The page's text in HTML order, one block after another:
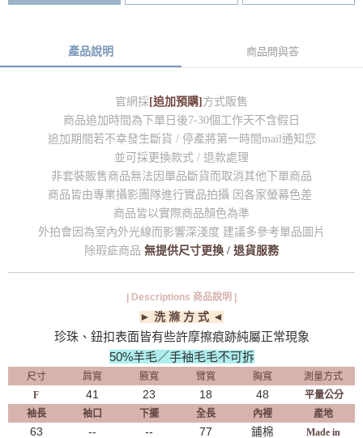
產品說明 商品問與答
官網採[追加預購]方式販售
商品追加時間為下單日後7-30個工作天不含假日
追加期間若不幸發生斷貨 / 停產將第一時間mail通知您
並可採更換款式 / 退款處理
非套裝販售商品無法因單品斷貨而取消其他下單商品
商品皆由專業攝影團隊進行實品拍攝 因各家螢幕色差
商品皆以實際商品顏色為準
外拍會因為室內外光線而影響深淺度 建議多參考單品圖片
除瑕疵商品 無提供尺寸更換 / 退貨服務
| Descriptions 商品說明 |
► 洗 滌 方 式 ◄
珍珠、鈕扣表面皆有些許摩擦痕跡純屬正常現象
50%羊毛／手袖毛毛不可拆
尺寸 肩寬 腋寬 臂寬 胸寬
測量方式
F
41 23 18 48
平量公分
袖長
袖口 下擺 全長 內裡 產地
63 -- -- 77 鋪棉
Made in